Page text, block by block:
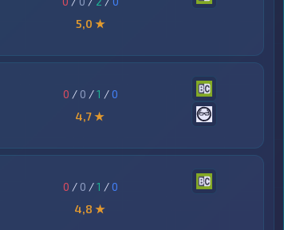
5,0 ★
0 / 0 /1 /0
4,7 ★
0 / 0 /1 /0
4,8 ★